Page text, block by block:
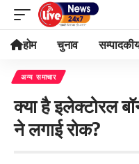
होम चुनाव
अन्य समाचार
क्या है इलेक्टोरल
ने लगाई रोक?